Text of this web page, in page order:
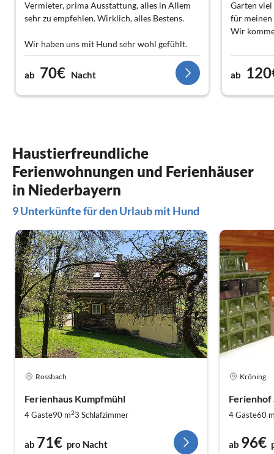
Vermieter, prima Ausstattung, alles in Allem
sehr zu empfehlen. Wirklich, alles Bestens.
Wir haben uns mit Hund sehr wohl gefühlt.
Man ist schnell (10min) in Österreich ?? und
ab 70€ Nacht
Garten
für meinen
Wir
ab
Haustierfreundliche
Ferienwohnungen und Ferienhäuser
in Niederbayern
9 Unterkünfte für den Urlaub mit Hund
Rossbach
Ferienhaus Kumpfmühl
4 Gäste90 m23 Schlafzimmer
ab 71€ pro Nacht
Kröning
Ferienhof
4 Gäste60
ab 96€